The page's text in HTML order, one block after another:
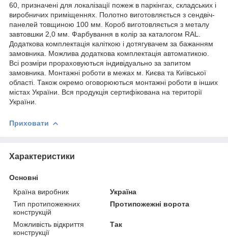
60, призначені для локалізації пожеж в паркінгах, складських і
виробничих приміщеннях. Полотно виготовляється з сендвіч-
панелей товщиною 100 мм. Короб виготовляється з металу
завтовшки 2,0 мм. Фарбування в колір за каталогом RAL.
Додаткова комплектація каліткою і дотягувачем за бажанням
замовника. Можлива додаткова комплектація автоматикою.
Всі розміри прораховуються індивідуально за запитом
замовника. Монтажні роботи в межах м. Києва та Київської
області. Також окремо оговорюються монтажні роботи в інших
містах України. Вся продукція сертифікована на території
України.
Приховати
Характеристики
Основні
Країна виробник
Україна
Тип протипожежних
конструкцій
Протипожежні ворота
Можливість відкриття
конструкції
Так